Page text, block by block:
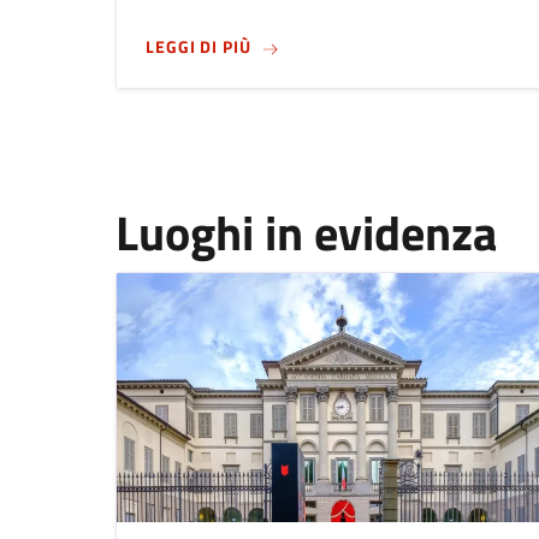
LEGGI DI PIÙSUSEDUTA DI CONSIGLIO
Luoghi in evidenza